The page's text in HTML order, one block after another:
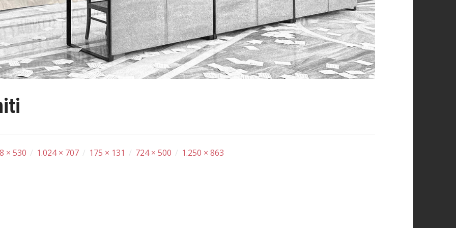
× 530 / 1.024 × 707 / 175 × 131 / 724 × 500 / 1.250 × 863